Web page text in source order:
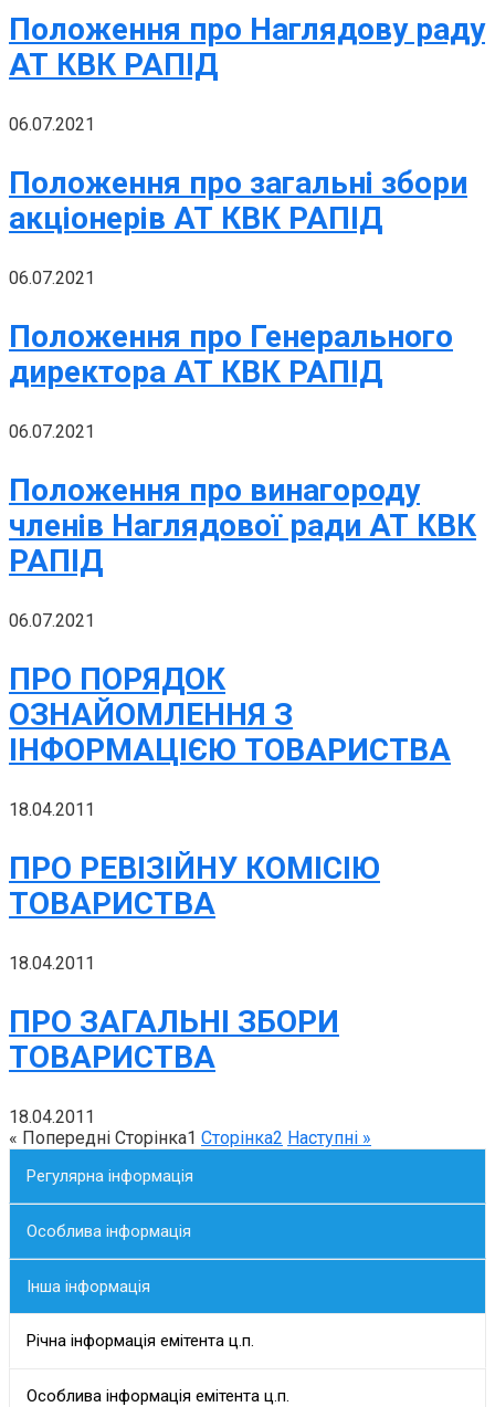
Положення про Наглядову раду
АТ КВК РАПІД
06.07.2021
Положення про загальні збори
акціонерів АТ КВК РАПІД
06.07.2021
Положення про Генерального
директора АТ КВК РАПІД
06.07.2021
Положення про винагороду
членів Наглядової ради АТ КВК
РАПІД
06.07.2021
ПРО ПОРЯДОК
ОЗНАЙОМЛЕННЯ З
ІНФОРМАЦІЄЮ ТОВАРИСТВА
18.04.2011
ПРО РЕВІЗІЙНУ КОМІСІЮ
ТОВАРИСТВА
18.04.2011
ПРО ЗАГАЛЬНІ ЗБОРИ
ТОВАРИСТВА
18.04.2011
« Попередні Сторінка1 Сторінка2 Наступні »
Регулярна інформація
Особлива інформація
Інша інформація
Річна інформація емітента ц.п.
Особлива інформація емітента ц.п.